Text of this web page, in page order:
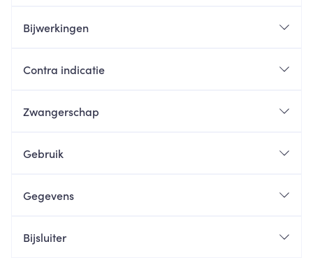
Bijwerkingen
Contra indicatie
Zwangerschap
Gebruik
Gegevens
Bijsluiter